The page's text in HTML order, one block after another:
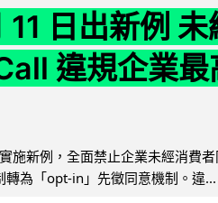
11 日出新例
違規企業
施新例，全面禁止企業未經消費
轉為「opt-in」先徵同意機制。違...